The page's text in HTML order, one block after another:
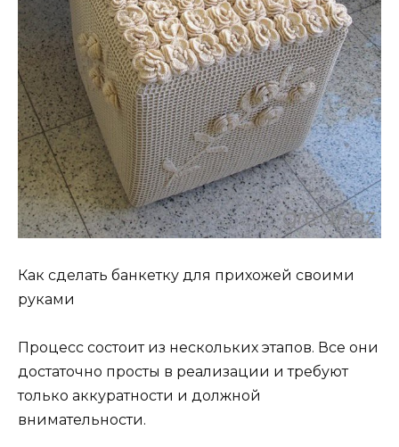
Как сделать банкетку для прихожей своими
руками
Процесс состоит из нескольких этапов. Все они
достаточно просты в реализации и требуют
только аккуратности и должной
внимательности.